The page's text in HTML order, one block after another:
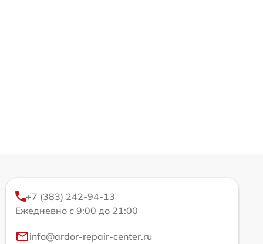
+7 (383) 242-94-13
Ежедневно с 9:00 до 21:00
info@ardor-repair-center.ru